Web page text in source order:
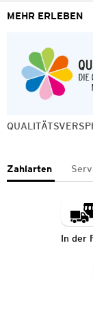
MEHR ERLEBEN
Zahlarten
In der